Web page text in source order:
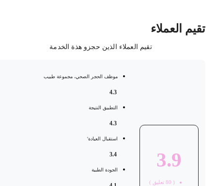
العملاء
تقيم العملاء الذين حجزو هذة الخدمة
3.9
80 تعليق )
موظف الحجر الصحي، مجموعة طبيب
التطبيق النتيجة
استقبال العيادة'
الجودة الطبية